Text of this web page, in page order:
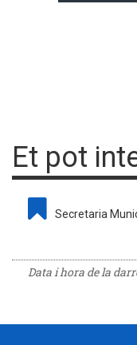
Et pot
Secretaria
Data i hora de la